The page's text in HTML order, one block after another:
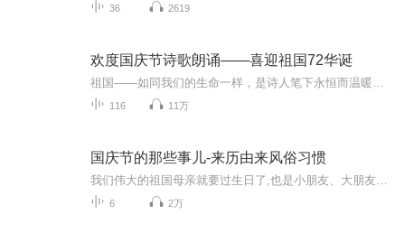
36 2619
欢度国庆节诗歌朗诵——喜迎祖国72华诞
116 11万
国庆节的那些事儿-来历由来风俗习惯
6 2万